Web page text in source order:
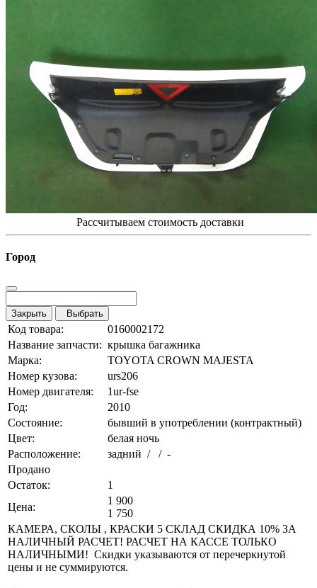
Рассчитываем стоимость доставки
Город
Закрыть Выбрать
Код товара:
0160002172
Название запчасти: крышка багажника
Марка:
TOYOTA CROWN MAJESTA
Номер кузова:
urs206
Номер двигателя:
1ur-fse
Год:
2010
Состояние:
бывший в употреблении (контрактный)
Цвет:
белая ночь
Расположение:
задний / / -
Продано
Остаток:
1
Цена:
1 900
1 750
КАМЕРА, СКОЛЫ , КРАСКИ 5 СКЛАД СКИДКА 10% ЗА
НАЛИЧНЫЙ РАСЧЕТ! РАСЧЕТ НА КАССЕ ТОЛЬКО
НАЛИЧНЫМИ! Скидки указываются от перечеркнутой
цены и не суммируются.